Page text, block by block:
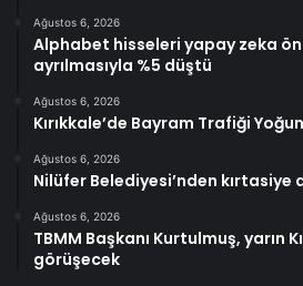
Ağustos 6, 2026
Alphabet hisseleri yapay zeka
ayrılmasıyla %5 düştü
Ağustos 6, 2026
Kırıkkale’de Bayram Trafiği
Ağustos 6, 2026
Nilüfer Belediyesi’nden kırtasiye
Ağustos 6, 2026
TBMM Başkanı Kurtulmuş, yarın
görüşecek